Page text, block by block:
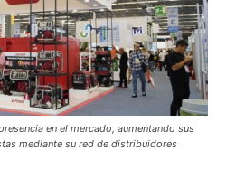
en el mercado, aumentando sus
mediante su red de distribuidores